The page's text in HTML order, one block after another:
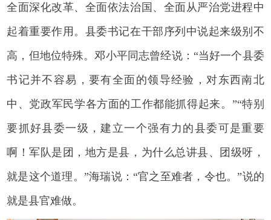
全面深化改革、全面依法治国、全面从严治党进程中
起着重要作用。县委书记在干部序列中说起来级别不
高，但地位特殊。邓小平同志曾经说：“当好一个县委
书记并不容易，要有全面的领导经验，对东西南北
中、党政军民学各方面的工作都能抓得起来。”“特别
要抓好县委一级，建立一个强有力的县委可是重要
啊！军队是团，地方是县，为什么总讲县、团级呀，
就是这个道理。”海瑞说：“官之至难者，令也。”说的
就是县官难做。